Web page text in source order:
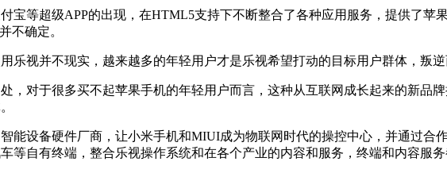
宝等超级APP的出现，在HTML5支持下不断整合了各种应用服务，提供了苹
不确定。
视并不现实，越来越多的年轻用户才是乐视希望打动的目标用户群体，叛逆
，对于很多买不起苹果手机的年轻用户而言，这种从互联网成长起来的新品
能设备硬件厂商，让小米手机和MIUI成为物联网时代的操控中心，并通过合
等自有终端，整合乐视操作系统和在各个产业的内容和服务，终端和内容服